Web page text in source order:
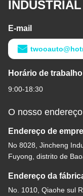
E-mail
Horário de trabalho
9:00-18:30
O nosso endereço
Endereço de
No 8028, Jincheng
Fuyong, distrito de
Endereço da
No. 1010, Qiaohe sul